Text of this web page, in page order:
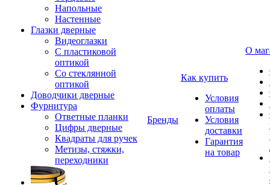
Напольные
Настенные
Глазки дверные
Видеоглазки
С пластиковой
оптикой
Со стеклянной
оптикой
Доводчики дверные
Фурнитура
Ответные планки
Цифры дверные
Квадраты для ручек
Метизы, стяжки,
переходники
Бренды
Как купить
Условия
оплаты
Условия
доставки
Гарантия
на товар
О